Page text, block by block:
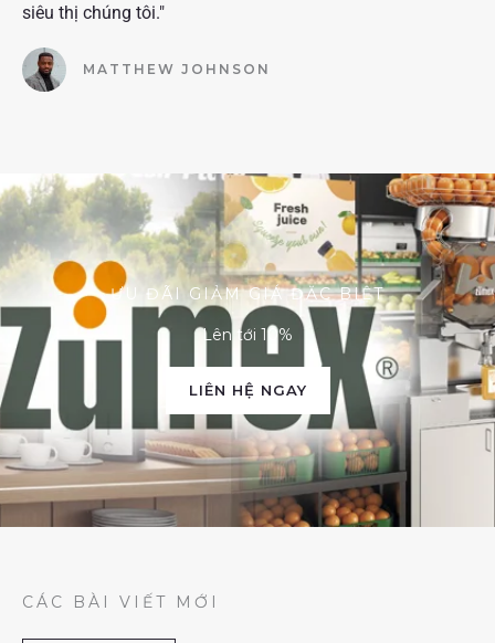
siêu thị chúng tôi."
MATTHEW JOHNSON
ƯU ĐÃI GIẢM GIÁ ĐẶC BIỆT
Lên tới 10%
LIÊN HỆ NGAY
CÁC BÀI VIẾT MỚI